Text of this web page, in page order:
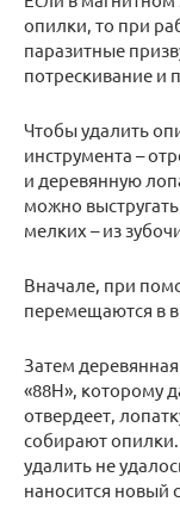
опилки, то при
паразитные
потрескивание и
Чтобы удалить
инструмента –
и деревянную
можно
мелких – из
Вначале, при
перемещаются в
Затем
«88Н», которому
отвердеет,
собирают
удалить не
наносится новый